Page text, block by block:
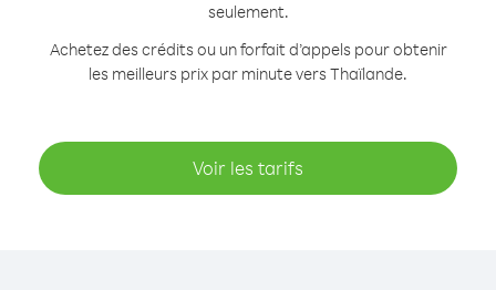
seulement.
Achetez des crédits ou un forfait d’appels pour obtenir
les meilleurs prix par minute vers Thaïlande.
Voir les tarifs